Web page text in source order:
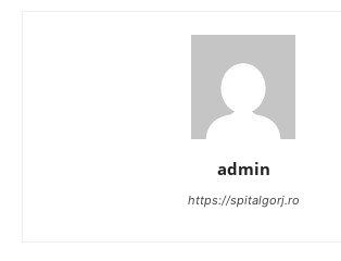
admin
https://spitalgorj.ro